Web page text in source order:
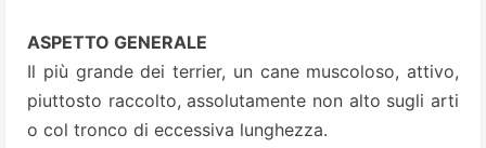
ASPETTO GENERALE
Il più grande dei terrier, un cane muscoloso, attivo,
piuttosto raccolto, assolutamente non alto sugli arti
o col tronco di eccessiva lunghezza.